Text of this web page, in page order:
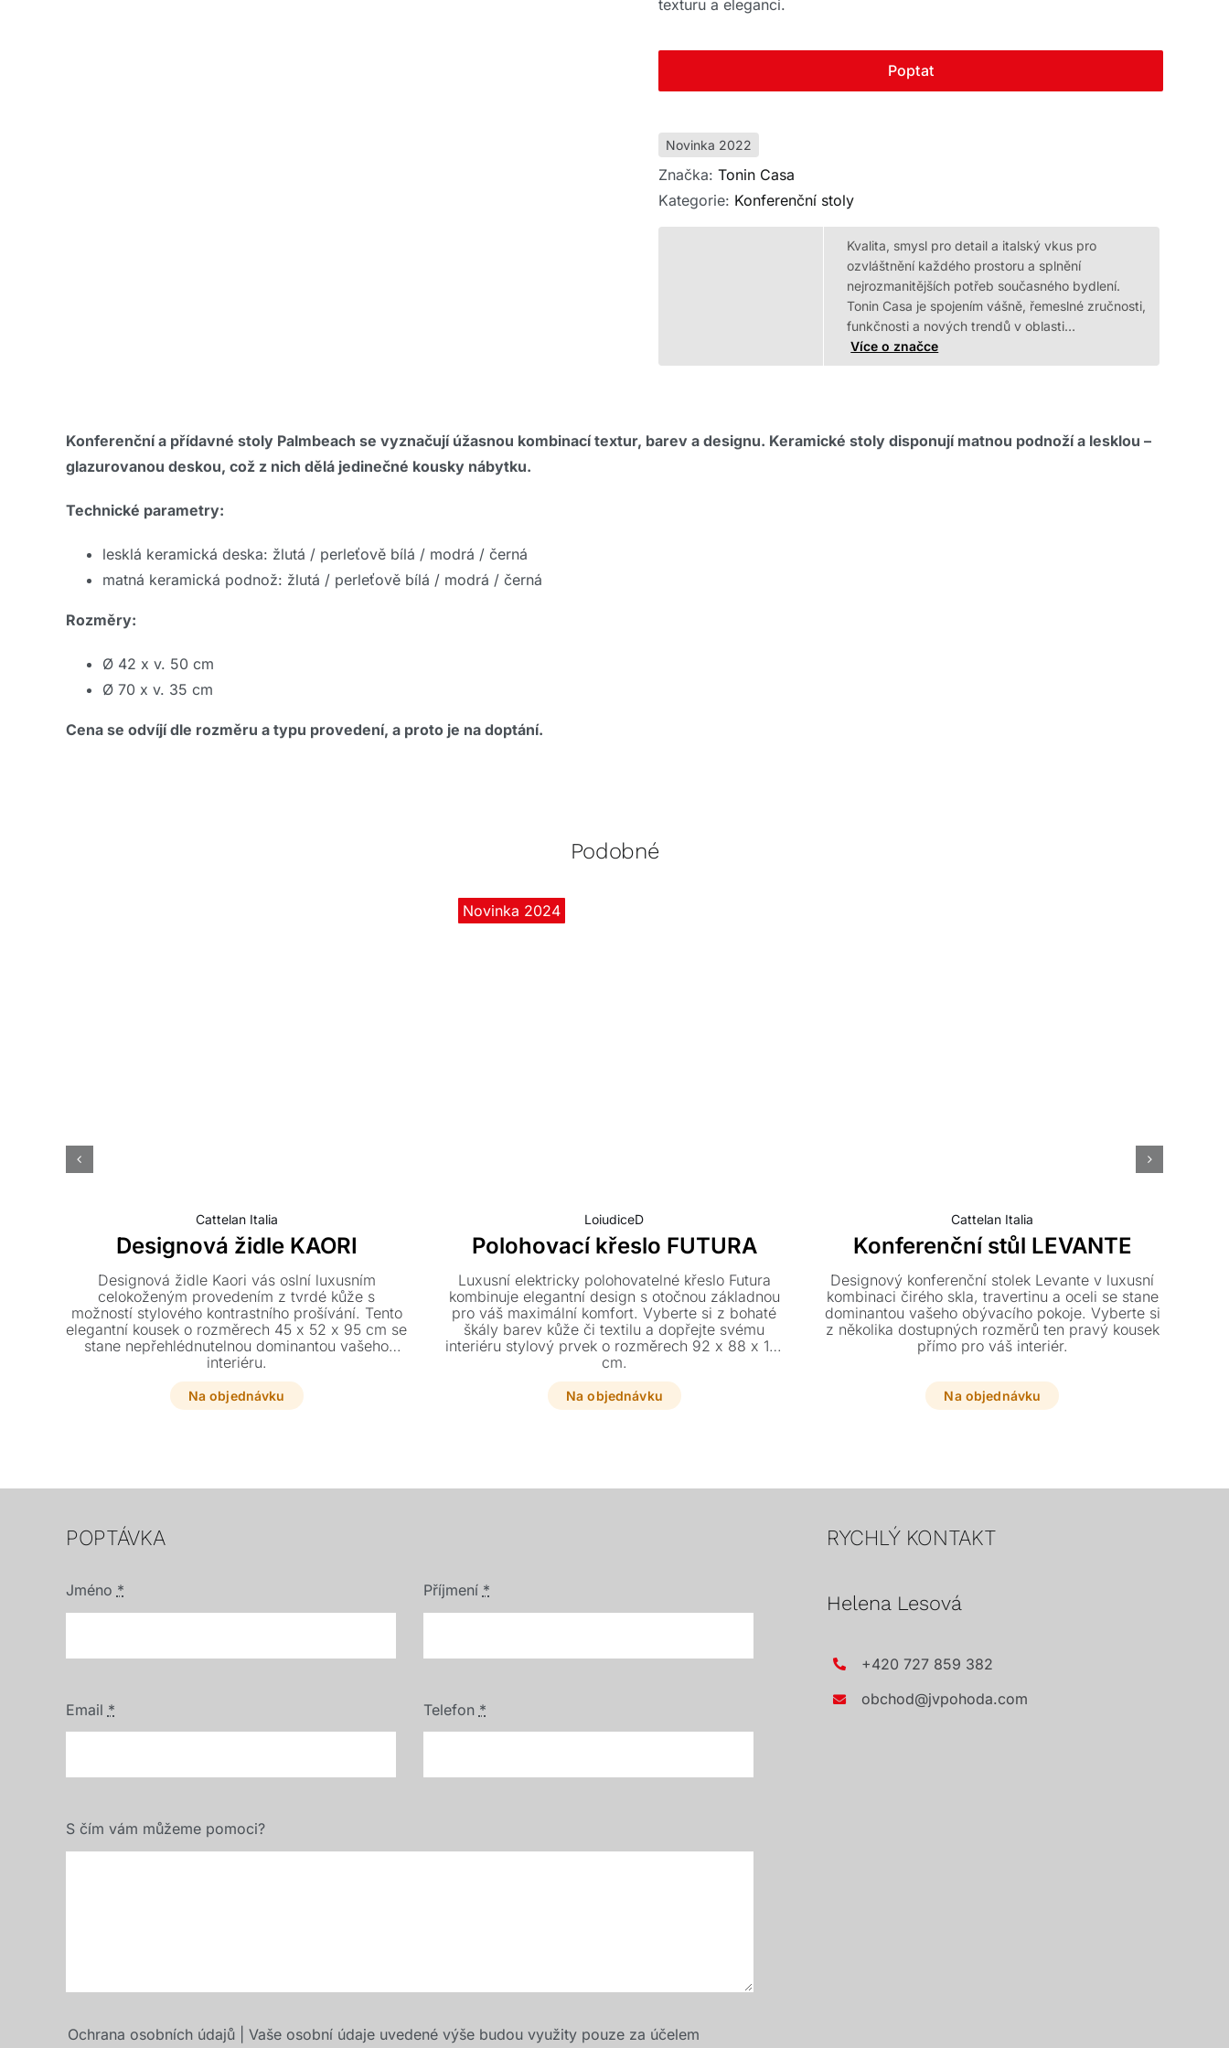
texturu a eleganci.
Poptat
Novinka 2022
Značka: Tonin Casa
Kategorie: Konferenční stoly
Kvalita, smysl pro detail a italský vkus pro
ozvláštnění každého prostoru a splnění
nejrozmanitějších potřeb současného bydlení.
Tonin Casa je spojením vášně, řemeslné zručnosti,
funkčnosti a nových trendů v oblasti…
Více o značce
Konferenční a přídavné stoly Palmbeach se vyznačují úžasnou kombinací textur, barev a designu. Keramické stoly disponují matnou podnoží a lesklou –
glazurovanou deskou, což z nich dělá jedinečné kousky nábytku.
Technické parametry:
lesklá keramická deska: žlutá / perleťově bílá / modrá / černá
matná keramická podnož: žlutá / perleťově bílá / modrá / černá
Rozměry:
Ø 42 x v. 50 cm
Ø 70 x v. 35 cm
Cena se odvíjí dle rozměru a typu provedení, a proto je na doptání.
Podobné
Cattelan Italia
Designová židle KAORI
Designová židle Kaori vás oslní luxusním
celokoženým provedením z tvrdé kůže s
možností stylového kontrastního prošívání. Tento
elegantní kousek o rozměrech 45 x 52 x 95 cm se
stane nepřehlédnutelnou dominantou vašeho
interiéru.
Na objednávku
Novinka 2024
LoiudiceD
Polohovací křeslo FUTURA
Luxusní elektricky polohovatelné křeslo Futura
kombinuje elegantní design s otočnou základnou
pro váš maximální komfort. Vyberte si z bohaté
škály barev kůže či textilu a dopřejte svému
interiéru stylový prvek o rozměrech 92 x 88 x 112
cm.
Na objednávku
Cattelan Italia
Konferenční stůl LEVANTE
Designový konferenční stolek Levante v luxusní
kombinaci čirého skla, travertinu a oceli se stane
dominantou vašeho obývacího pokoje. Vyberte si
z několika dostupných rozměrů ten pravý kousek
přímo pro váš interiér.
Na objednávku
POPTÁVKA
Jméno * Příjmení *
Email * Telefon *
S čím vám můžeme pomoci?
Ochrana osobních údajů | Vaše osobní údaje uvedené výše budou využity pouze za účelem
RYCHLÝ KONTAKT
Helena Lesová
+420 727 859 382
obchod@jvpohoda.com